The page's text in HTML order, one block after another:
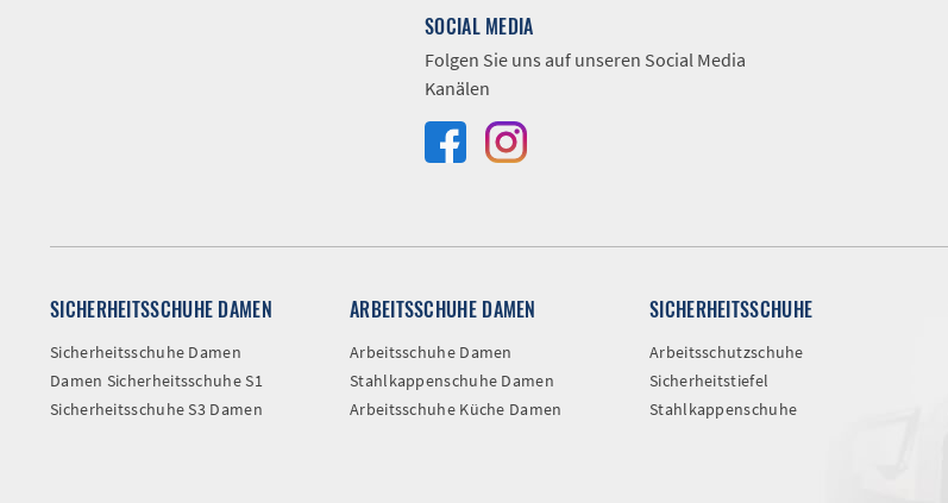
SOCIAL MEDIA
Folgen Sie uns auf unseren Social Media
Kanälen
SICHERHEITSSCHUHE DAMEN
Sicherheitsschuhe Damen
Damen Sicherheitsschuhe S1
Sicherheitsschuhe S3 Damen
ARBEITSSCHUHE DAMEN
Arbeitsschuhe Damen
Stahlkappenschuhe Damen
Arbeitsschuhe Küche Damen
SICHERHEITSSCHUHE
Arbeitsschutzschuhe
Sicherheitstiefel
Stahlkappenschuhe